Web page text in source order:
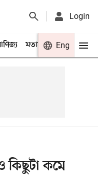
Login
মতামত খেলা
Eng
কিছুটা কমে